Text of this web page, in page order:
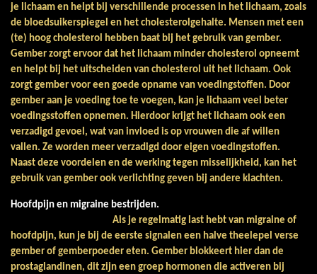
je lichaam en helpt bij verschillende processen in het lichaam, zoals
de bloedsuikerspiegel en het cholesterolgehalte. Mensen met een
(te) hoog cholesterol hebben baat bij het gebruik van gember.
Gember zorgt ervoor dat het lichaam minder cholesterol opneemt
en helpt bij het uitscheiden van cholesterol uit het lichaam. Ook
zorgt gember voor een goede opname van voedingstoffen. Door
gember aan je voeding toe te voegen, kan je lichaam veel beter
voedingsstoffen opnemen. Hierdoor krijgt het lichaam ook een
verzadigd gevoel, wat van invloed is op vrouwen die af willen
vallen. Ze worden meer verzadigd door eigen voedingstoffen.
Naast deze voordelen en de werking tegen misselijkheid, kan het
gebruik van gember ook verlichting geven bij andere klachten.
Hoofdpijn en migraine bestrijden.
Als je regelmatig last hebt van migraine of
hoofdpijn, kun je bij de eerste signalen een halve theelepel verse
gember of gemberpoeder eten. Gember blokkeert hier dan de
prostaglandinen, dit zijn een groep hormonen die activeren bij